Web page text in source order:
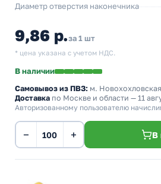
Диаметр отверстия наконечника
9,86 р.за 1 шт
* цена указана с учетом НДС.
В наличии
Самовывоз из ПВЗ: м. Новохохловская
Доставка по Москве и области — 11
Авторизованному пользователю
− + В